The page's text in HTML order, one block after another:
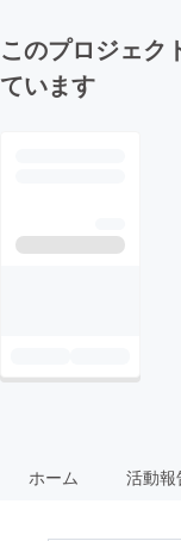
このプロジェク
ています
ホーム 活動報